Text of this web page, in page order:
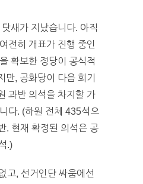
새가 지났습니다. 아직
전히 개표가 진행 중인
확보한 정당이 공식적
만, 공화당이 다음 회기
과반 의석을 차지할 가
다. (하원 전체 435석으
. 현재 확정된 의석은 공
.)
고, 선거인단 싸움에선